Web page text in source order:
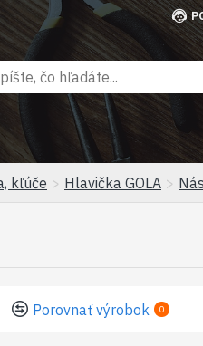
kľúče Hlavička GOLA
Porovnať výrobok 0